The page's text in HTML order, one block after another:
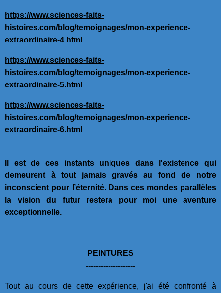
https://www.sciences-faits-
histoires.com/blog/temoignages/mon-experience-
extraordinaire-4.html
https://www.sciences-faits-
histoires.com/blog/temoignages/mon-experience-
extraordinaire-5.html
https://www.sciences-faits-
histoires.com/blog/temoignages/mon-experience-
extraordinaire-6.html
Il est de ces instants uniques dans l'existence qui
demeurent à tout jamais gravés au fond de notre
inconscient pour l’éternité. Dans ces mondes parallèles
la vision du futur restera pour moi une aventure
exceptionnelle.
PEINTURES
--------------------
Tout au cours de cette expérience, j'ai été confronté à